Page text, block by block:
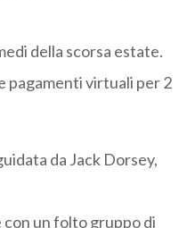
della scorsa estate.
pagamenti virtuali per 2
da Jack Dorsey,
un folto gruppo di